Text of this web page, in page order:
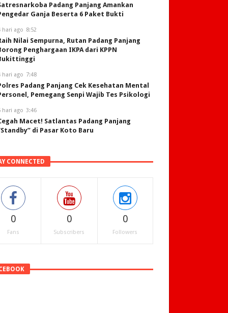
Padang Panjang Amankan
Ganja Beserta 6 Paket Bukti
hari ago 8:52
Nilai Sempurna, Rutan Padang Panjang
Penghargaan IKPA dari KPPN
hari ago 7:48
Padang Panjang Cek Kesehatan Mental
Pemegang Senpi Wajib Tes Psikologi
hari ago 3:46
Macet! Satlantas Padang Panjang
di Pasar Koto Baru
CONNECTED
0
Fans
0
Subscribers
0
Followers